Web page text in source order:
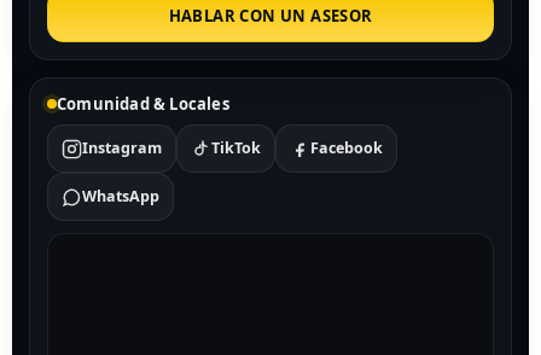
HABLAR CON UN ASESOR
Comunidad & Locales
Instagram TikTok Facebook
WhatsApp